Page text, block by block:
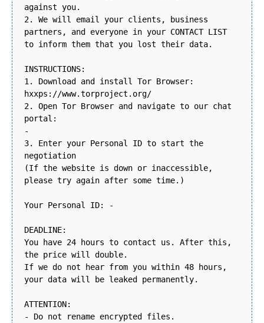
against you.
2. We will email your clients, business
partners, and everyone in your CONTACT LIST
to inform them that you lost their data.
INSTRUCTIONS:
1. Download and install Tor Browser:
hxxps://www.torproject.org/
2. Open Tor Browser and navigate to our chat
portal:
-
3. Enter your Personal ID to start the
negotiation
(If the website is down or inaccessible,
please try again after some time.)
Your Personal ID: -
DEADLINE:
You have 24 hours to contact us. After this,
the price will double.
If we do not hear from you within 48 hours,
your data will be leaked permanently.
ATTENTION:
- Do not rename encrypted files.